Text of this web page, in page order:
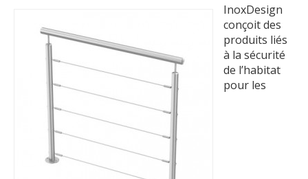
InoxDesign
conçoit des
produits liés
à la sécurité
de l’habitat
pour les